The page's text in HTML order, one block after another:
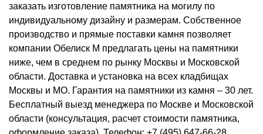
заказать изготовление памятника на могилу по
индивидуальному дизайну и размерам. Собственное
производство и прямые поставки камня позволяет
компании Обелиск М предлагать цены на памятники
ниже, чем в среднем по рынку Москвы и Московской
области. Доставка и установка на всех кладбищах
Москвы и МО. Гарантия на памятники из камня – 30 лет.
Бесплатный выезд менеджера по Москве и Московской
области (консультация, расчет стоимости памятника,